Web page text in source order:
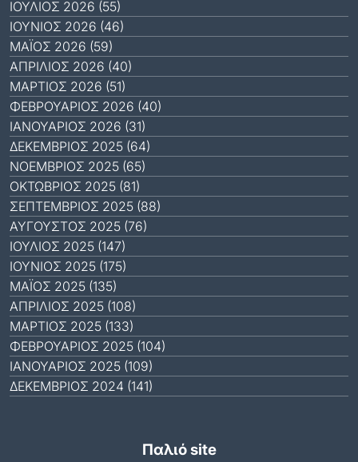
ΙΟΎΛΙΟΣ 2026 (55)
ΙΟΎΝΙΟΣ 2026 (46)
ΜΆΙΟΣ 2026 (59)
ΑΠΡΊΛΙΟΣ 2026 (40)
ΜΆΡΤΙΟΣ 2026 (51)
ΦΕΒΡΟΥΆΡΙΟΣ 2026 (40)
ΙΑΝΟΥΆΡΙΟΣ 2026 (31)
ΔΕΚΈΜΒΡΙΟΣ 2025 (64)
ΝΟΈΜΒΡΙΟΣ 2025 (65)
ΟΚΤΏΒΡΙΟΣ 2025 (81)
ΣΕΠΤΈΜΒΡΙΟΣ 2025 (88)
ΑΎΓΟΥΣΤΟΣ 2025 (76)
ΙΟΎΛΙΟΣ 2025 (147)
ΙΟΎΝΙΟΣ 2025 (175)
ΜΆΙΟΣ 2025 (135)
ΑΠΡΊΛΙΟΣ 2025 (108)
ΜΆΡΤΙΟΣ 2025 (133)
ΦΕΒΡΟΥΆΡΙΟΣ 2025 (104)
ΙΑΝΟΥΆΡΙΟΣ 2025 (109)
ΔΕΚΈΜΒΡΙΟΣ 2024 (141)
Παλιό site